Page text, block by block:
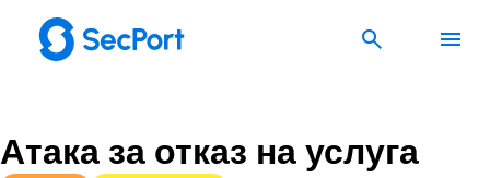
съдържанието
Атака за отказ на услуга